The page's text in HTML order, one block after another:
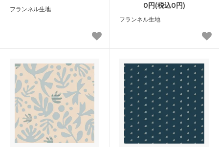
フランネル生地 0円(税込0円)
フランネル生地